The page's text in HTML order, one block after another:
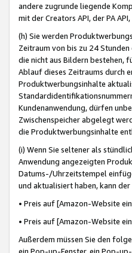
andere zugrunde liegende
mit der Creators API, der PA
(h) Sie werden
Zeitraum von bis zu 24
die nicht aus Bildern bestehen,
Ablauf dieses Zeitraums durch
Produktwerbungsinhalte
Kundenanwendung, dürfen
Zwischenspeicher abgelegt
die Produktwerbungsinhalte
(i) Wenn Sie seltener als
Anwendung angezeigten
Datums-/Uhrzeitstempel
und aktualisiert haben, kann
• Preis auf [Amazon-Website
• Preis auf [Amazon-Website
Außerdem müssen Sie den
ein Pop-up-Fenster, ein Pop-